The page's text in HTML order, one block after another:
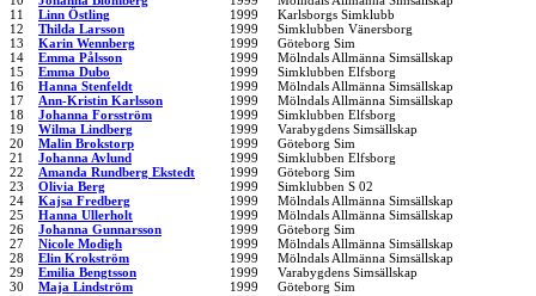
11
Linn Östling 1999
Karlsborgs Simklubb
12
Thilda Larsson 1999
Simklubben Vänersborg
13
Karin Wennberg 1999
Göteborg Sim
14
Emma Pålsson 1999
Mölndals Allmänna Simsällskap
15
Emma Dubo 1999
Simklubben Elfsborg
16
Hanna Stenfeldt 1999
Mölndals Allmänna Simsällskap
17
Ann-Kristin Karlsson 1999
Mölndals Allmänna Simsällskap
18
Johanna Forsström 1999
Simklubben Elfsborg
19
Wilma Lindberg 1999
Varabygdens Simsällskap
20
Malin Brokstorp 1999
Göteborg Sim
21
Johanna Avlund 1999
Simklubben Elfsborg
22
Amanda Rundberg Ekstedt 1999
Göteborg Sim
23
Olivia Berg 1999
Simklubben S 02
24
Kajsa Fredberg 1999
Mölndals Allmänna Simsällskap
25
Hanna Ullerholt 1999
Mölndals Allmänna Simsällskap
26
Johanna Gunnarsson 1999
Göteborg Sim
27
Nicole Modigh 1999
Mölndals Allmänna Simsällskap
28
Elin Krokström 1999
Mölndals Allmänna Simsällskap
29
Emilia Bengtsson 1999
Varabygdens Simsällskap
30
Maja Lindström 1999
Göteborg Sim